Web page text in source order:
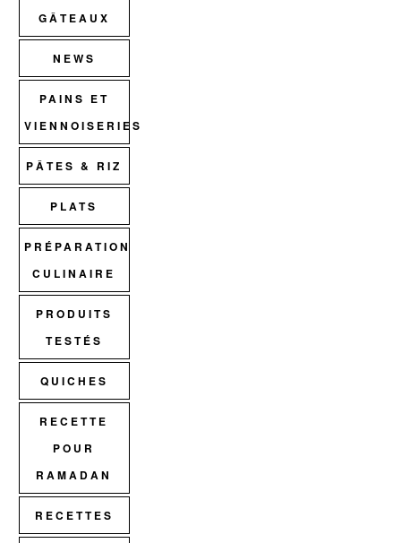
GÂTEAUX
NEWS
PAINS ET
VIENNOISERIES
PÂTES & RIZ
PLATS
PRÉPARATION
CULINAIRE
PRODUITS
TESTÉS
QUICHES
RECETTE
POUR
RAMADAN
RECETTES